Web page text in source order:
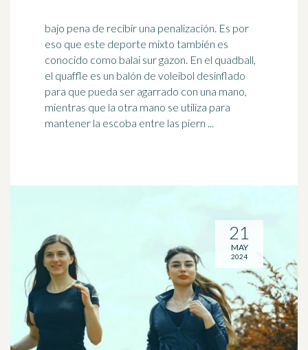
bajo pena de recibir una penalización. Es por
eso que este deporte mixto también es
conocido como balai sur gazon. En el quadball,
el quaffle es un balón de voleibol desinflado
para que pueda ser agarrado con una mano,
mientras que la otra mano se utiliza para
mantener la escoba entre las piern ...
21
MAY
2024